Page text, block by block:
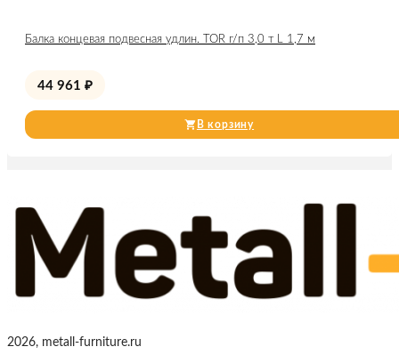
Балка концевая подвесная удлин. TOR г/п 3,0 т L 1,7 м
44 961 ₽
В корзину
2026, metall-furniture.ru